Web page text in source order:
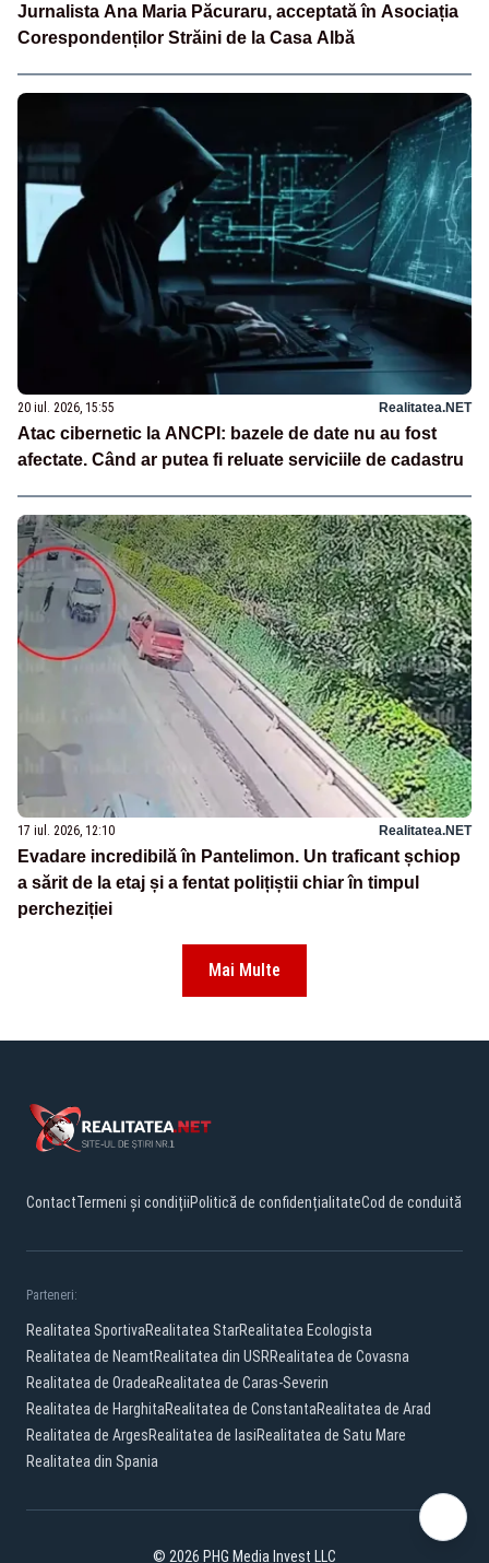
Jurnalista Ana Maria Păcuraru, acceptată în Asociația
Corespondenților Străini de la Casa Albă
20 iul. 2026, 15:55 Realitatea.NET
Atac cibernetic la ANCPI: bazele de date nu au fost
afectate. Când ar putea fi reluate serviciile de cadastru
17 iul. 2026, 12:10 Realitatea.NET
Evadare incredibilă în Pantelimon. Un traficant șchiop
a sărit de la etaj și a fentat polițiștii chiar în timpul
percheziției
Mai Multe
ContactTermeni și condițiiPolitică de confidențialitateCod de conduită
Parteneri:
Realitatea SportivaRealitatea StarRealitatea Ecologista
Realitatea de NeamtRealitatea din USRRealitatea de Covasna
Realitatea de OradeaRealitatea de Caras-Severin
Realitatea de HarghitaRealitatea de ConstantaRealitatea de Arad
Realitatea de ArgesRealitatea de IasiRealitatea de Satu Mare
Realitatea din Spania
© 2026 PHG Media Invest LLC